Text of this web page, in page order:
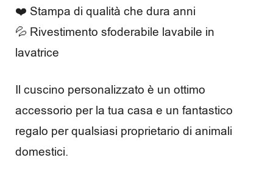
❤️ Stampa di qualità che dura anni
💦 Rivestimento sfoderabile lavabile in
lavatrice
Il cuscino personalizzato è un ottimo
accessorio per la tua casa e un fantastico
regalo per qualsiasi proprietario di animali
domestici.